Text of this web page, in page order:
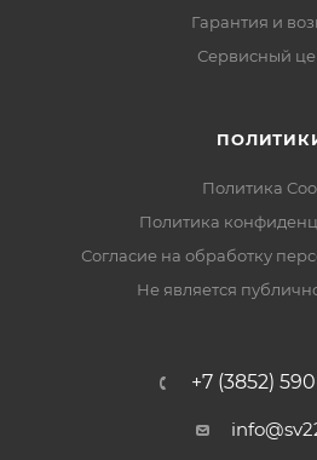
Гарантия и
Сервисный
Политика
Политика
Согласие на обработку
Не является
+7 (3852)